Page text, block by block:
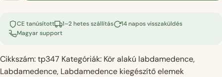
szivacslap
púderrózsaszín
mennyiség
CE tanúsított 1–2 hetes szállítás
14 napos visszaküldés
Magyar support
Cikkszám:tp347 Kategóriák: Kör alakú labdamedence,
Labdamedence, Labdamedence kiegészítő elemek